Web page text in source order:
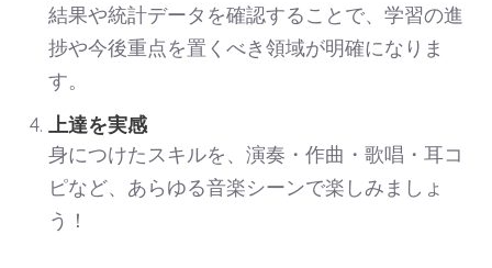
結果や統計データを確認することで、学習の進
捗や今後重点を置くべき領域が明確になりま
す。
上達を実感
身につけたスキルを、演奏・作曲・歌唱・耳コ
ピなど、あらゆる音楽シーンで楽しみましょ
う！